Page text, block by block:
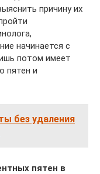
причину их
начинается с
потом имеет
пятен и
без удаления
пятен в